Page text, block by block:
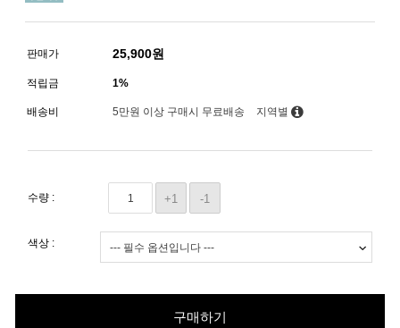
판매가 25,900원
적립금 1%
배송비 5만원 이상 구매시 무료배송 지역별
수량 : +1 -1
색상 :
구매하기